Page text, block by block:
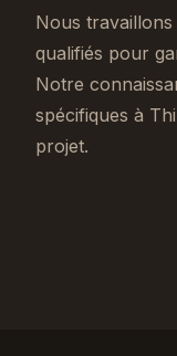
Nous
qualifiés pour
Notre
spécifiques à
projet.